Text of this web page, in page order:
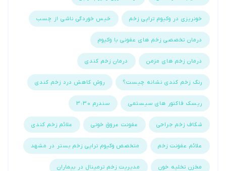
خونریزی در وکیوم تراپی زخم خیس خوردگی ناشی از چسب
درمان تخصصی زخم های عفونی با وکیوم
درمان زخم های مزمن درمان زخم کندی
رنگ زخم کندی نشانه چیست؟ روش کاهش درد زخم کندی
ریسک فاکتور های سیستمی سندرم 3:30
شکاف زخم جراحی عفونت عروق خونی علائم زخم کندی
علائم عفونت زخم متخصص وکیوم تراپی زخم بستر در مشهد
مخزن تخلیه خون مدیریت زخم ترمینال در بیماران